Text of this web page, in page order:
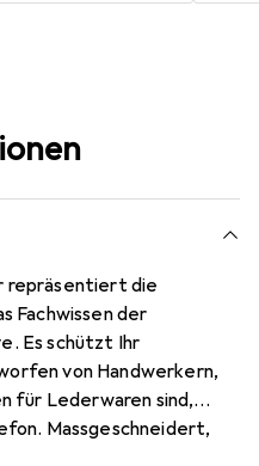
repräsentiert die
Fachwissen der
Es schützt Ihr
von Handwerkern,
für Lederwaren sind,
Massgeschneidert,